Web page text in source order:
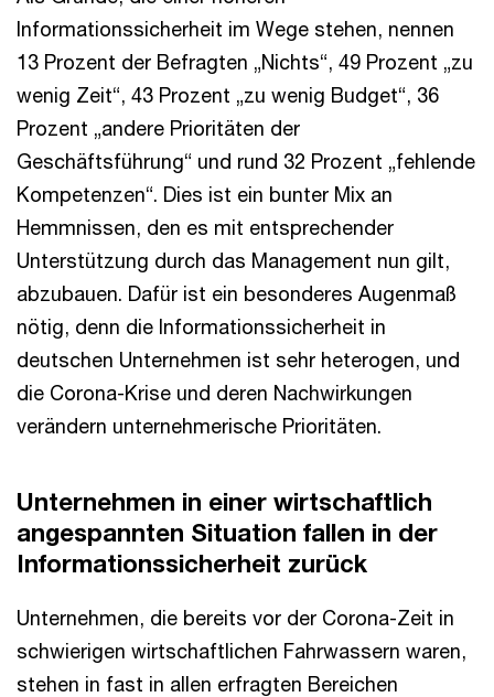
Informationssicherheit im Wege stehen, nennen
13 Prozent der Befragten „Nichts“, 49 Prozent „zu
wenig Zeit“, 43 Prozent „zu wenig Budget“, 36
Prozent „andere Prioritäten der
Geschäftsführung“ und rund 32 Prozent „fehlende
Kompetenzen“. Dies ist ein bunter Mix an
Hemmnissen, den es mit entsprechender
Unterstützung durch das Management nun gilt,
abzubauen. Dafür ist ein besonderes Augenmaß
nötig, denn die Informationssicherheit in
deutschen Unternehmen ist sehr heterogen, und
die Corona-Krise und deren Nachwirkungen
verändern unternehmerische Prioritäten.
Unternehmen in einer wirtschaftlich
angespannten Situation fallen in der
Informationssicherheit zurück
Unternehmen, die bereits vor der Corona-Zeit in
schwierigen wirtschaftlichen Fahrwassern waren,
stehen in fast in allen erfragten Bereichen